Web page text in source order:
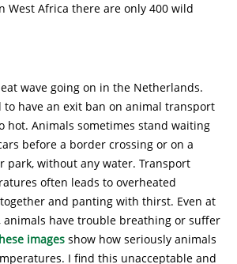
West Africa there are only 400 wild
wave going on in the Netherlands.
to have an exit ban on animal transport
hot. Animals sometimes stand waiting
before a border crossing or on a
park, without any water. Transport
often leads to overheated
and panting with thirst. Even at
animals have trouble breathing or suffer
images show how seriously animals
I find this unacceptable and